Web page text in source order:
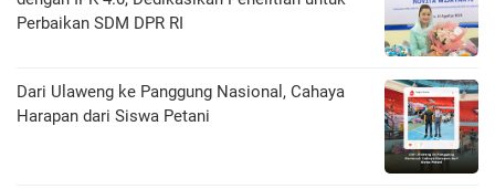
Perbaikan SDM DPR RI
Dari Ulaweng ke Panggung Nasional, Cahaya
Harapan dari Siswa Petani